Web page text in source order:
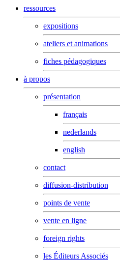
ressources
expositions
ateliers et animations
fiches pédagogiques
à propos
présentation
français
nederlands
english
contact
diffusion-distribution
points de vente
vente en ligne
foreign rights
les Éditeurs Associés